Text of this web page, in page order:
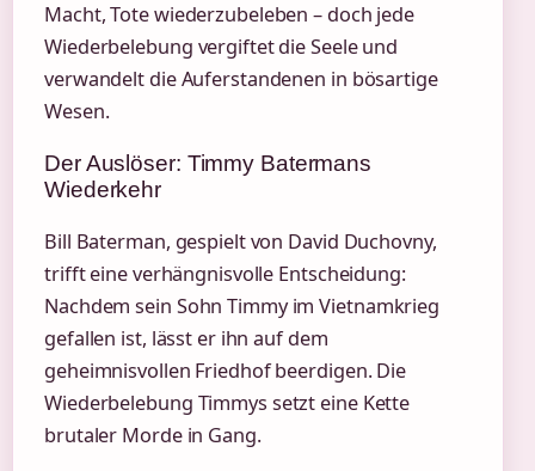
Macht, Tote wiederzubeleben – doch jede
Wiederbelebung vergiftet die Seele und
verwandelt die Auferstandenen in bösartige
Wesen.
Der Auslöser: Timmy Batermans
Wiederkehr
Bill Baterman, gespielt von David Duchovny,
trifft eine verhängnisvolle Entscheidung:
Nachdem sein Sohn Timmy im Vietnamkrieg
gefallen ist, lässt er ihn auf dem
geheimnisvollen Friedhof beerdigen. Die
Wiederbelebung Timmys setzt eine Kette
brutaler Morde in Gang.